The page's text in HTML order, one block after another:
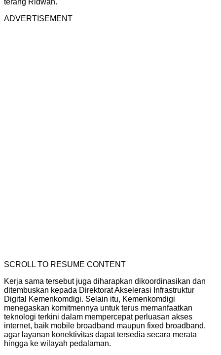
ADVERTISEMENT
SCROLL TO RESUME CONTENT
Kerja sama tersebut juga diharapkan dikoordinasikan dan
ditembuskan kepada Direktorat Akselerasi Infrastruktur
Digital Kemenkomdigi. Selain itu, Kemenkomdigi
menegaskan komitmennya untuk terus memanfaatkan
teknologi terkini dalam mempercepat perluasan akses
internet, baik mobile broadband maupun fixed broadband,
agar layanan konektivitas dapat tersedia secara merata
hingga ke wilayah pedalaman.